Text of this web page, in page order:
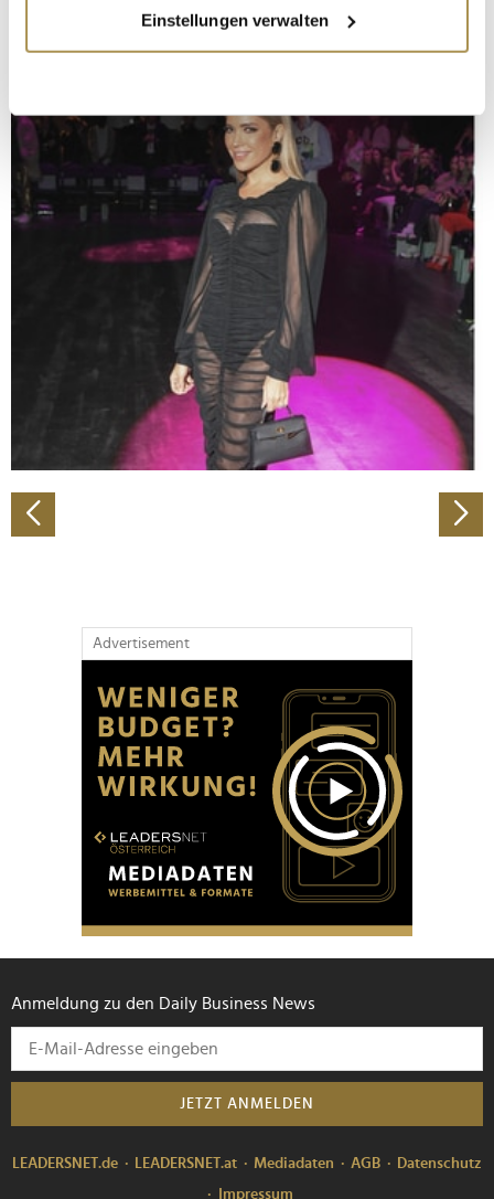
Informationen über Ihre geografische Lage
erfassen, welche bis auf einige Meter genau sein
bestimmten Merkmalen (Fingerprinting) identifizieren
Erfahren Sie mehr darüber, wie Ihre persönlichen Daten
verarbeitet werden, und legen Sie Ihre Präferenzen im
Abschnitt Einzelheiten fest.
Wir verwenden Cookies, um Inhalte und Anzeigen zu
personalisieren, Funktionen für soziale Medien anbieten
zu können und die Zugriffe auf unsere Website zu
analysieren. Außerdem geben wir Informationen zu Ihrer
Verwendung unserer Website an unsere Partner für
soziale Medien, Werbung und Analysen weiter. Unsere
Partner führen diese Informationen möglicherweise mit
weiteren Daten zusammen, die Sie ihnen bereitgestellt
gesammelt haben.
Einstellungen verwalten
Advertisement
Anmeldung zu den Daily Business News
JETZT ANMELDEN
LEADERSNET.de LEADERSNET.at Mediadaten AGB
Datenschutz
Impressum